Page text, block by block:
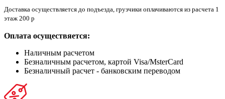
Доставка осуществляется до подъезда, грузчики оплачиваются из расчета 1
этаж 200 р
Оплата осуществяется:
Наличным расчетом
Безналичным расчетом, картой Visa/MsterCard
Безналичный расчет - банковским переводом